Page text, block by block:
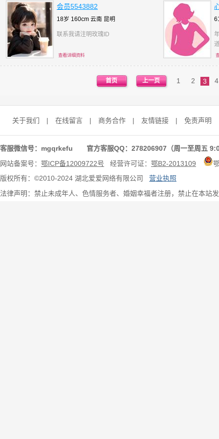
会员5543882
18岁 160cm 云南 昆明
联系我请注明玫瑰ID
查看详细资料
首页 上一页 1 2 3 4
关于我们 | 在线留言 | 商务合作 | 友情链接 | 免责声明
客服微信号：mgqrkefu 官方客服QQ：278206907（周一至周五
网站备案号： 鄂ICP备12009722号 经营许可证： 鄂B2-2013109
版权所有：©2010-2024 湖北爱爱网络有限公司 营业执照
法律声明：禁止未成年人、色情服务者、婚姻幸福者注册，禁止在本站